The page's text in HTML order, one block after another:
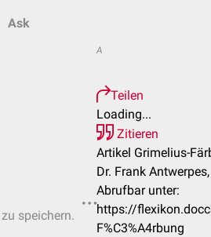
Ask
speichern.
A
Teilen
Loading...
Zitieren
Artikel Grimelius-
Dr. Frank
Abrufbar unter:
https://
F%C3%A4rbung